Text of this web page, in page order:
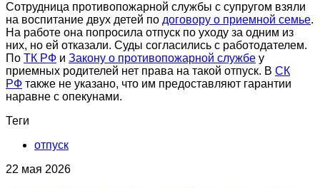
Сотрудница противопожарной службы с супругом взяли
на воспитание двух детей по договору о приемной семье.
На работе она попросила отпуск по уходу за одним из
них, но ей отказали. Суды согласились с работодателем.
По ТК РФ и Закону о противопожарной службе у
приемных родителей нет права на такой отпуск. В СК
РФ также не указано, что им предоставляют гарантии
наравне с опекунами.
Теги
отпуск
22 мая 2026